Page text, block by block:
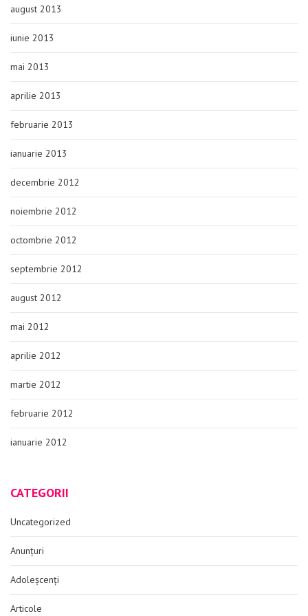
august 2013
iunie 2013
mai 2013
aprilie 2013
februarie 2013
ianuarie 2013
decembrie 2012
noiembrie 2012
octombrie 2012
septembrie 2012
august 2012
mai 2012
aprilie 2012
martie 2012
februarie 2012
ianuarie 2012
CATEGORII
Uncategorized
Anunțuri
Adoleșcenți
Articole